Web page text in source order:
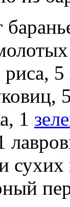
риса,
1